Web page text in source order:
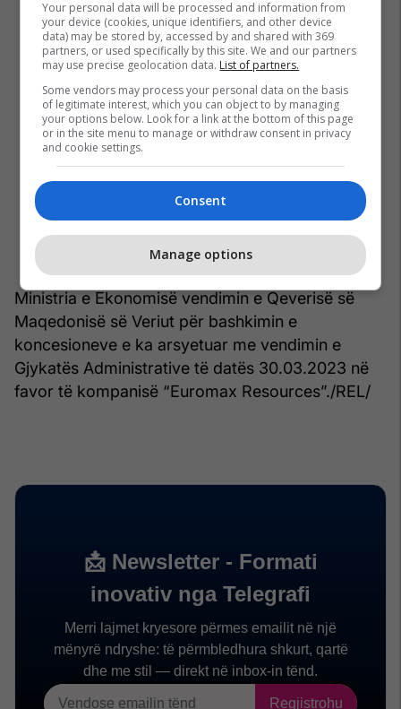
Ministria e Ekonomisë vendimin e Qeverisë së
Maqedonisë së Veriut për bashkimin e
koncesioneve e ka arsyetuar me vendimin e
Gjykatës Administrative të datës 30.03.2023 në
favor të kompanisë “Euromax Resources”./REL/
Your personal data will be processed and information from
your device (cookies, unique identifiers, and other device
data) may be stored by, accessed by and shared with 369
partners, or used specifically by this site. We and our partners
may use precise geolocation data. List of partners.
Some vendors may process your personal data on the basis
of legitimate interest, which you can object to by managing
your options below. Look for a link at the bottom of this page
or in the site menu to manage or withdraw consent in privacy
and cookie settings.
Consent
Manage options